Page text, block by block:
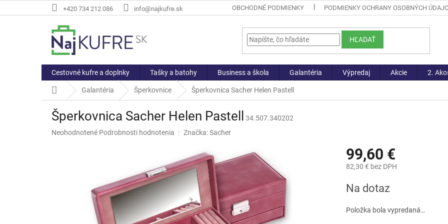
na
+420 734 212 086 info@najkufre.sk OBCHODNÉ PODMIENKY PODMIENKY OCHRANY OSOBNÝCH
HĽADAŤ
Cestovné kufre a doplnky Tašky a batohy Business a škola Galantéria Výpredaj Akcie 2.
DomovGalantéria Šperkovnice Šperkovnica Sacher Helen Pastell
Šperkovnica Sacher Helen Pastell
34.507.340202
Priemerné
Neohodnotené Podrobnosti hodnotenia Značka:Sacher
99,60 €
82,30 € bez DPH
cena:
Na dotaz
Položka bola vypredaná…